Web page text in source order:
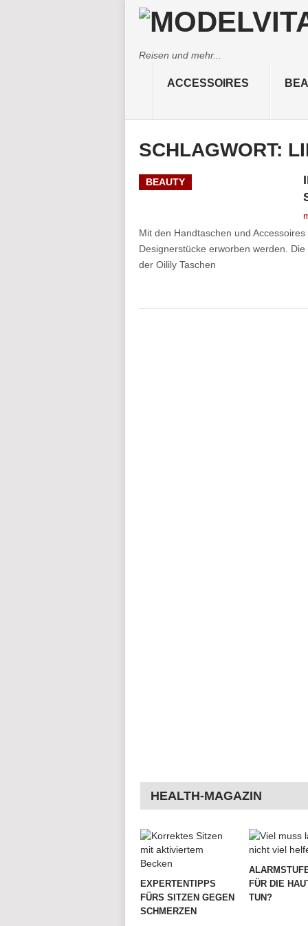
Reisen und mehr...
ACCESSOIRES
SCHLAGWORT:
BEAUTY
Mit den Handtaschen und
Designerstücke erworben werden.
der Oilily Taschen
HEALTH-MAGAZIN
EXPERTENTIPPS
FÜRS SITZEN GEGEN
SCHMERZEN
FÜR DIE
TUN?